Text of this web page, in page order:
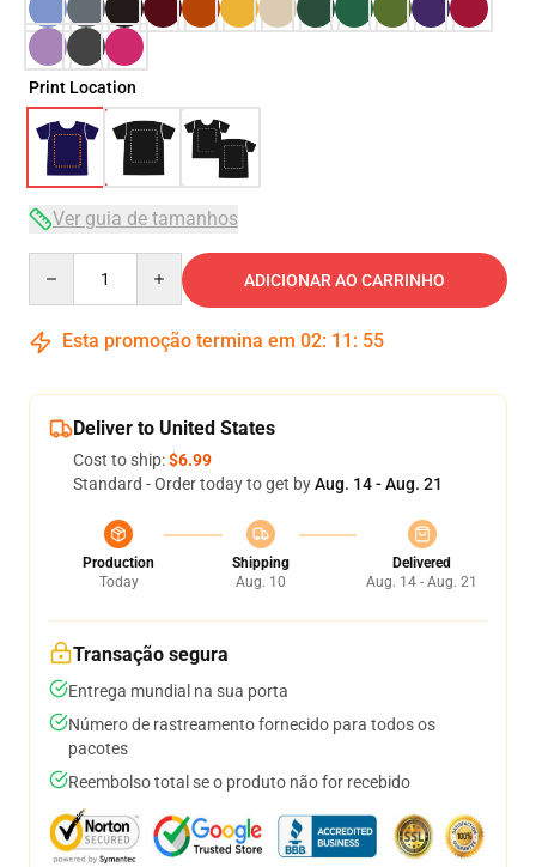
Print Location
Ver guia de tamanhos
ADICIONAR AO CARRINHO
Esta promoção termina em 02: 11 : 54
Deliver to United States
Cost to ship:$6.99
Standard - Order today to get byAug. 14 - Aug. 21
Production
Today
Shipping
Aug. 10
Delivered
Aug. 14 - Aug. 21
Transação segura
Entrega mundial na sua porta
Número de rastreamento fornecido para todos os
pacotes
Reembolso total se o produto não for recebido